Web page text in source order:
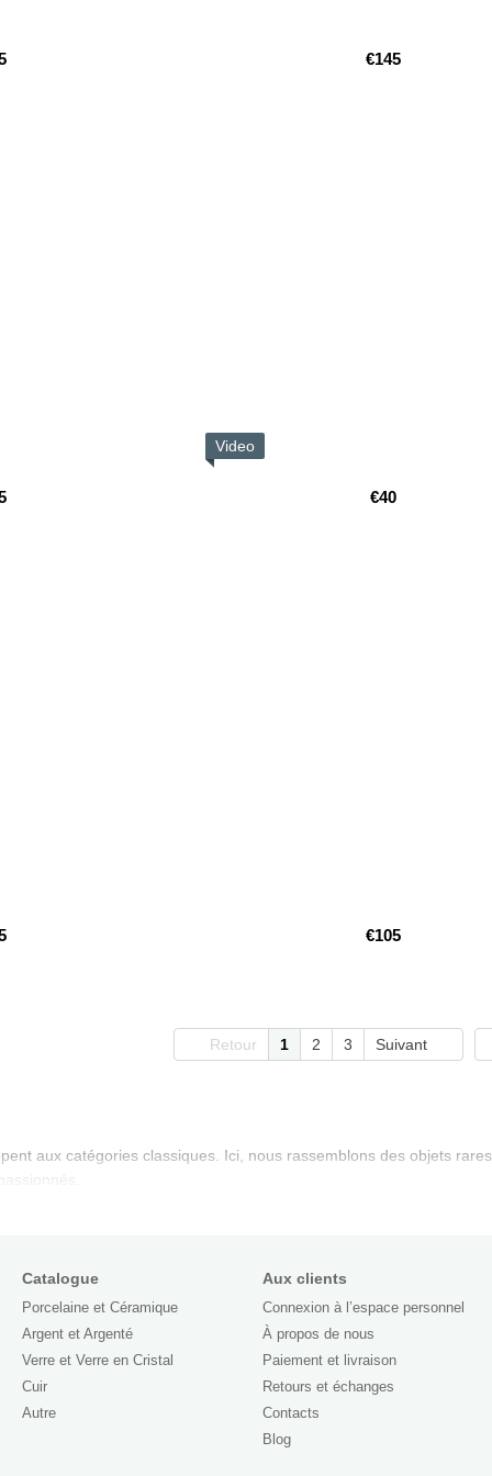
aux catégories classiques. Ici, nous rassemblons des objets
€145
Video
€40
€105
Retour 1 2 3 Suivant
Catalogue
Porcelaine et Céramique
Argent et Argenté
Verre et Verre en Cristal
Cuir
Autre
Aux clients
Connexion à l’espace personnel
À propos de nous
Paiement et livraison
Retours et échanges
Contacts
Blog